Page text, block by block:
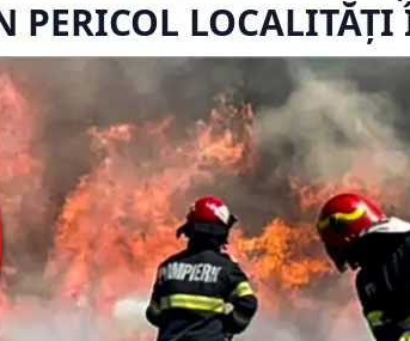
PERICOL LOCALITĂȚI